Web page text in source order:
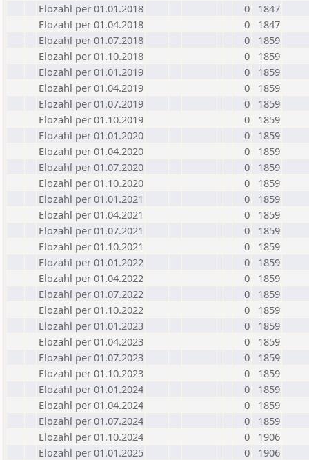
Elozahl per 01.01.2018
0
1847
Elozahl per 01.04.2018
0
1847
Elozahl per 01.07.2018
0
1859
Elozahl per 01.10.2018
0
1859
Elozahl per 01.01.2019
0
1859
Elozahl per 01.04.2019
0
1859
Elozahl per 01.07.2019
0
1859
Elozahl per 01.10.2019
0
1859
Elozahl per 01.01.2020
0
1859
Elozahl per 01.04.2020
0
1859
Elozahl per 01.07.2020
0
1859
Elozahl per 01.10.2020
0
1859
Elozahl per 01.01.2021
0
1859
Elozahl per 01.04.2021
0
1859
Elozahl per 01.07.2021
0
1859
Elozahl per 01.10.2021
0
1859
Elozahl per 01.01.2022
0
1859
Elozahl per 01.04.2022
0
1859
Elozahl per 01.07.2022
0
1859
Elozahl per 01.10.2022
0
1859
Elozahl per 01.01.2023
0
1859
Elozahl per 01.04.2023
0
1859
Elozahl per 01.07.2023
0
1859
Elozahl per 01.10.2023
0
1859
Elozahl per 01.01.2024
0
1859
Elozahl per 01.04.2024
0
1859
Elozahl per 01.07.2024
0
1859
Elozahl per 01.10.2024
0
1906
Elozahl per 01.01.2025
0
1906